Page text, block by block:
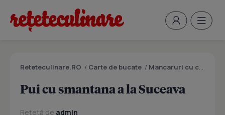
Reteteculinare.RO / Carte de bucate / Mancaruri cu carne
Pui cu smantana a la Suceava
Rețetă de admin